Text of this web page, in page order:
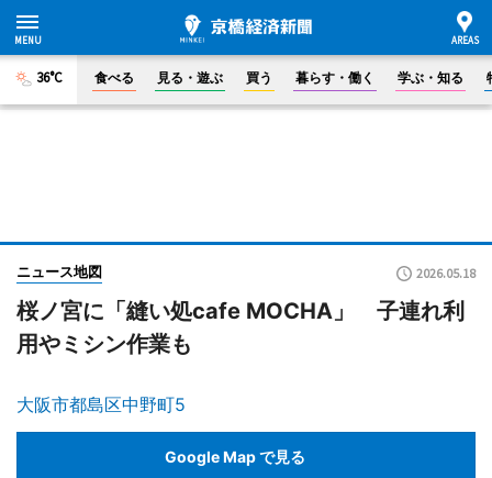
36°C 食べる 見る・遊ぶ 買う 暮らす・働く 学ぶ・知る
ニュース地図 2026.05.18
桜ノ宮に「縫い処cafe MOCHA」 子連れ利
用やミシン作業も
大阪市都島区中野町5
Google Map で見る